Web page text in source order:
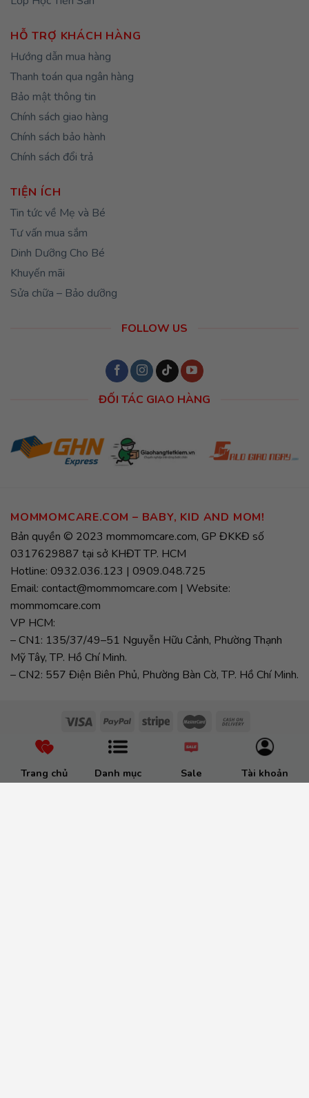
Trang chủ Danh mục Sale Tài khoản
HỖ TRỢ KHÁCH HÀNG
Hướng dẫn mua hàng
Thanh toán qua ngân hàng
Bảo mật thông tin
Chính sách giao hàng
Chính sách bảo hành
Chính sách đổi trả
TIỆN ÍCH
Tin tức về Mẹ và Bé
Tư vấn mua sắm
Dinh Dưỡng Cho Bé
Khuyến mãi
Sửa chữa – Bảo dưỡng
FOLLOW US
ĐỐI TÁC GIAO HÀNG
MOMMOMCARE.COM – BABY, KID AND MOM!
Bản quyền © 2023 mommomcare.com, GP ĐKKĐ số
0317629887 tại sở KHĐT TP. HCM
Hotline: 0932.036.123 | 0909.048.725
Email: contact@mommomcare.com | Website:
mommomcare.com
VP HCM:
– CN1: 135/37/49–51 Nguyễn Hữu Cảnh, Phường Thạnh
Mỹ Tây, TP. Hồ Chí Minh.
– CN2: 557 Điện Biên Phủ, Phường Bàn Cờ, TP. Hồ Chí Minh.